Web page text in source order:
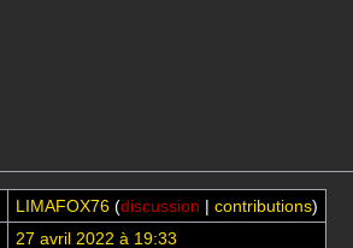
LIMAFOX76 (discussion | contributions)
27 avril 2022 à 19:33